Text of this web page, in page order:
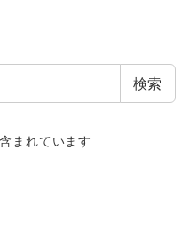
検索
まれています